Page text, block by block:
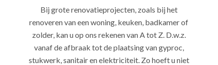
Bij grote renovatieprojecten, zoals bij het
renoveren van een woning, keuken, badkamer of
zolder, kan u op ons rekenen van A tot Z. D.w.z.
vanaf de afbraak tot de plaatsing van gyproc,
stukwerk, sanitair en elektriciteit. Zo hoeft u niet